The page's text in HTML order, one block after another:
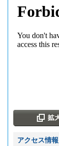
アクセス情報